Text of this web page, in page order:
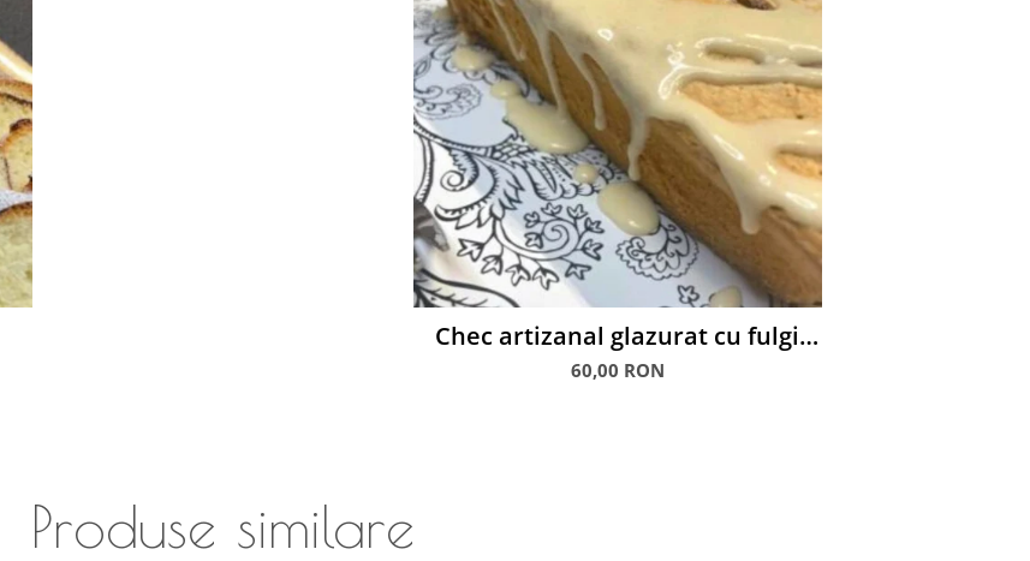
Chec artizanal glazurat cu fulgi
MIGDALE, 600 g
60,00 RON
Produse similare